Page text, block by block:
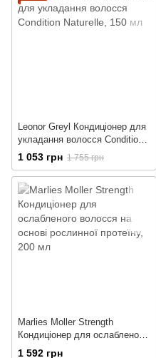
Leonor Greyl Кондиціонер для
укладання волосся Condition
Naturelle
1 053 грн 1 755 грн
Marlies Moller Strength
Кондиціонер для ослабленого
волосся на основі рослинної
1 592 грн